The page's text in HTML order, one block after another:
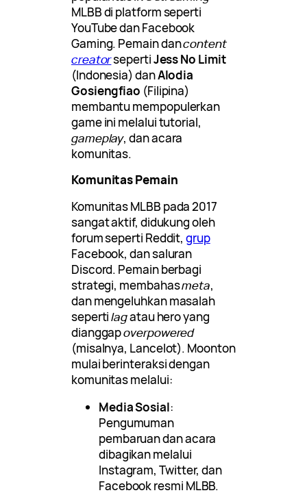
MLBB di platform seperti
YouTube dan Facebook
Gaming. Pemain dancontent
creatorsepertiJess No Limit
(Indonesia) danAlodia
Gosiengfiao (Filipina)
membantu mempopulerkan
game ini melalui tutorial,
gameplay, dan acara
komunitas.
Komunitas Pemain
Komunitas MLBB pada 2017
sangat aktif, didukung oleh
forum seperti Reddit,grup
Facebook, dan saluran
Discord. Pemain berbagi
strategi, membahasmeta,
dan mengeluhkan masalah
sepertilagatau hero yang
dianggapoverpowered
(misalnya, Lancelot). Moonton
mulai berinteraksi dengan
komunitas melalui:
Media Sosial:
Pengumuman
pembaruan dan acara
dibagikan melalui
Instagram, Twitter, dan
Facebook resmi MLBB.